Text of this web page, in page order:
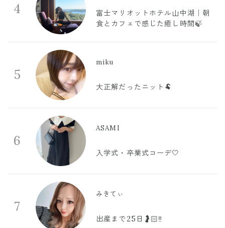
4
富士マリオットホテル山中湖｜朝
食とカフェで感じた癒し時間🍃
5
miku
大正解だったニット🐏
6
ASAMI
入学式・卒業式コーデ🤍
7
みきてぃ
出産まで25日🤰🏻‼️